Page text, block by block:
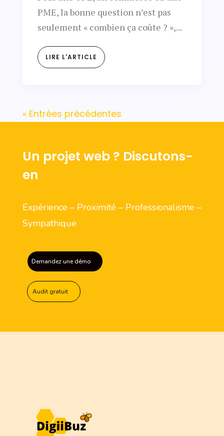
PME, la bonne question n’est pas
seulement « combien ça coûte ? »,...
LIRE L'ARTICLE
« Entrées précédentes
Un projet web ? Discutons-
en
Expérience – Proximité – Professionalisme –
Sympathique
Demandez une démo
Audit gratuit